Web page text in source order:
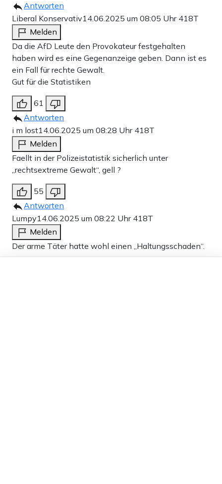
Antworten
Liberal Konservativ14.06.2025 um 08:05 Uhr 418T
Melden
Da die AfD Leute den Provokateur festgehalten
haben wird es eine Gegenanzeige geben. Dann ist es
ein Fall für rechte Gewalt.
Gut für die Statistiken
61
Antworten
i m lost14.06.2025 um 08:28 Uhr 418T
Melden
Faellt in der Polizeistatistik sicherlich unter
„rechtsextreme Gewalt“, gell ?
55
Antworten
Lumpy14.06.2025 um 08:22 Uhr 418T
Melden
Der arme Täter hatte wohl einen „Haltungsschaden“.